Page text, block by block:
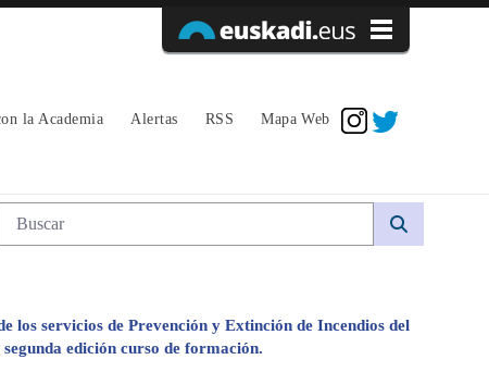
la Academia Alertas RSS Mapa Web
edición - avpe
Búsqueda web
los servicios de Prevención y Extinción de Incendios del
edición curso de formación.